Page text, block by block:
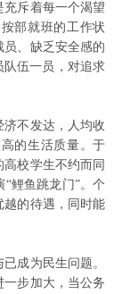
斥着每一个渴望
部就班的工作状
、缺乏安全感的
队伍一员，对追求
不发达，人均收
的生活质量。于
校学生不约而同
鲤鱼跳龙门”。个
越的待遇，同时能
成为民生问题。
步加大，当公务